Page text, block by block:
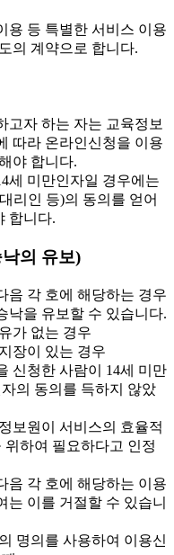
등 특별한 서비스 이용
의 계약으로 합니다.
자 하는 자는 교육정보
따라 온라인신청을 이용
야 합니다.
세 미만인자일 경우에는
리인 등)의 동의를 얻어
합니다.
의 유보)
각 호에 해당하는 경우
낙을 유보할 수 있습니다.
가 없는 경우
장이 있는 경우
신청한 사람이 14세 미만
의 동의를 득하지 않았
보원이 서비스의 효율적
위하여 필요하다고 인정
각 호에 해당하는 이용
는 이를 거절할 수 있습니
명의를 사용하여 이용신